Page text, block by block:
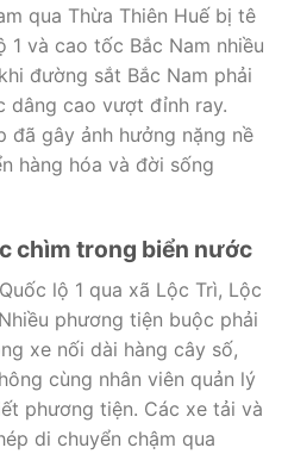
qua Thừa Thiên Huế bị tê
1 và cao tốc Bắc Nam nhiều
đường sắt Bắc Nam phải
dâng cao vượt đỉnh ray.
đã gây ảnh hưởng nặng nề
hàng hóa và đời sống
chìm trong biển nước
lộ 1 qua xã Lộc Trì, Lộc
phương tiện buộc phải
xe nối dài hàng cây số,
cùng nhân viên quản lý
phương tiện. Các xe tải và
di chuyển chậm qua